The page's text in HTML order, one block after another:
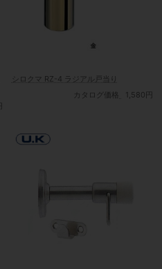
シロクマ RZ-4 ラジアル戸当り
カタログ価格
1,580円